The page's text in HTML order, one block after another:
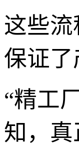
这些
保证
“精工
知，真